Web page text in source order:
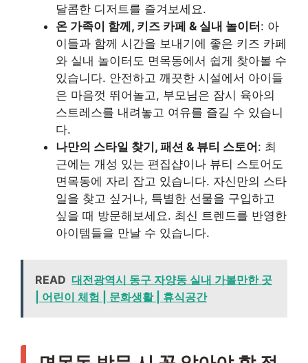
달콤한 디저트를 즐겨보세요.
온 가족이 함께, 키즈 카페 & 실내 놀이터 : 아
이들과 함께 시간을 보내기에 좋은 키즈 카페
와 실내 놀이터도 면목동에서 쉽게 찾아볼 수
있습니다. 안전하고 깨끗한 시설에서 아이들
은 마음껏 뛰어놀고, 부모님은 잠시 육아의
스트레스를 내려놓고 여유를 즐길 수 있습니
다.
나만의 스타일 찾기, 패션 & 뷰티 스토어 : 최
근에는 개성 있는 편집샵이나 뷰티 스토어도
면목동에 자리 잡고 있습니다. 자신만의 스타
일을 찾고 싶거나, 특별한 선물을 구입하고
싶을 때 방문해보세요. 최신 트렌드를 반영한
아이템들을 만날 수 있습니다.
READ 대전광역시 동구 자양동 실내 가볼만한 곳
| 어린이 체험 | 문화생활 | 휴식공간